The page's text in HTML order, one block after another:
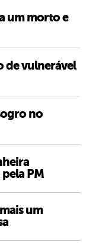
um morto e
de vulnerável
no
PM
um